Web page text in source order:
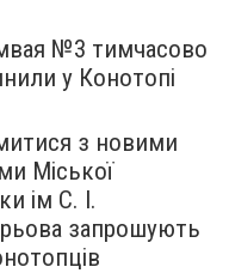
№3 тимчасово
у Конотопі
з новими
Міської
ім С. І.
запрошують